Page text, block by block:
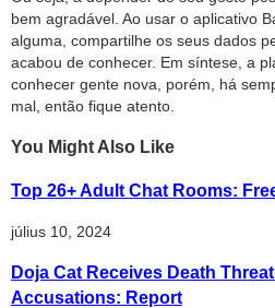
bem agradável. Ao usar o aplicativo
alguma, compartilhe os seus dados
acabou de conhecer. Em síntese, a
conhecer gente nova, porém, há
mal, então fique atento.
You Might Also Like
Top 26+ Adult Chat Rooms:
július 10, 2024
Doja Cat Receives Death
Accusations: Report